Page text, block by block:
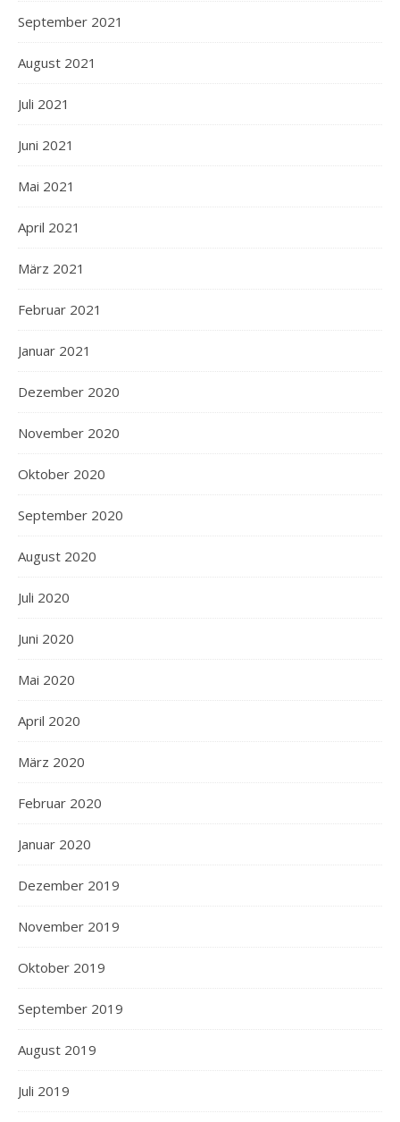
September 2021
August 2021
Juli 2021
Juni 2021
Mai 2021
April 2021
März 2021
Februar 2021
Januar 2021
Dezember 2020
November 2020
Oktober 2020
September 2020
August 2020
Juli 2020
Juni 2020
Mai 2020
April 2020
März 2020
Februar 2020
Januar 2020
Dezember 2019
November 2019
Oktober 2019
September 2019
August 2019
Juli 2019